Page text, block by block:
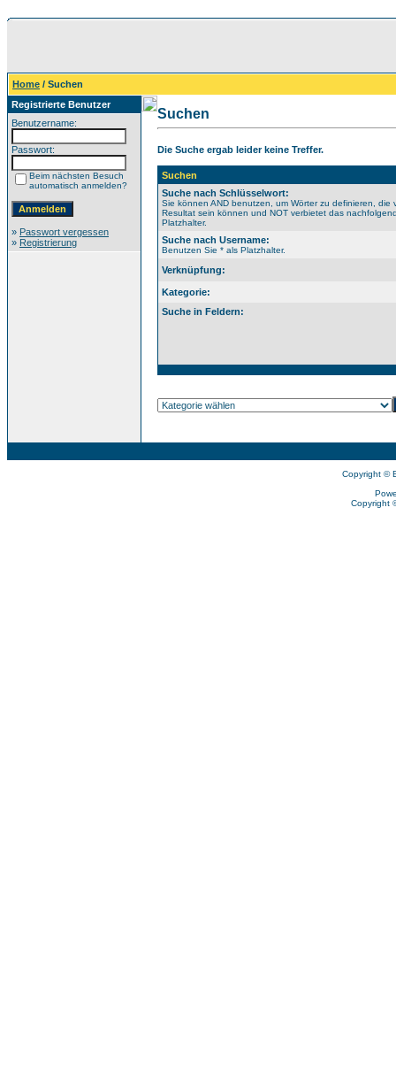
Home / Suchen
Registrierte Benutzer
Benutzername:
Passwort:
Beim nächsten Besuch
automatisch anmelden?
» Passwort vergessen
» Registrierung
Suchen
Die Suche ergab leider keine Treffer.
Suchen
Suche nach Schlüsselwort:
Sie können AND benutzen, um Wörter zu definieren, die
Resultat sein können und NOT verbietet das
Platzhalter.
Suche nach Username:
Benutzen Sie * als Platzhalter.
Verknüpfung:
Kategorie:
Suche in Feldern:
Copyright ©
Copyright